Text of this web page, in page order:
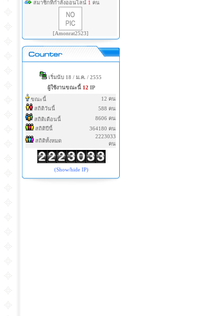
สมาชิกที่กำลังออนไลน์ 1 คน
[Amonrat2523]
เริ่มนับ 18 / ม.ค. / 2555
ผู้ใช้งานขณะนี้ 12 IP
ขณะนี้
12 คน
สถิติวันนี้
588 คน
สถิติเดือนนี้
8606 คน
สถิติปีนี้
364180 คน
สถิติทั้งหมด
2223033
คน
(Show/hide IP)